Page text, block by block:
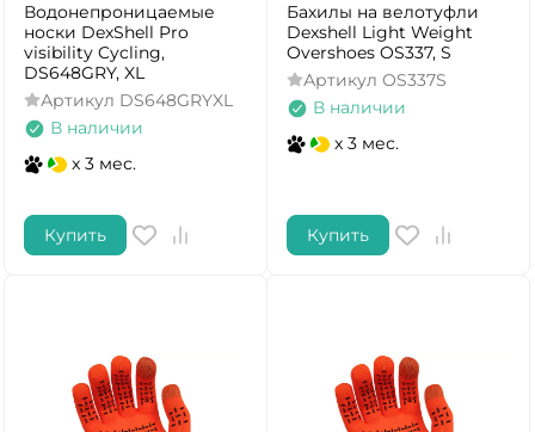
Водонепроницаемые
носки DexShell Pro
visibility Cycling,
DS648GRY, XL
Артикул DS648GRYXL
В наличии
x 3 мес.
Купить
Бахилы на велотуфли
Dexshell Light Weight
Overshoes OS337, S
Артикул OS337S
В наличии
x 3 мес.
Купить